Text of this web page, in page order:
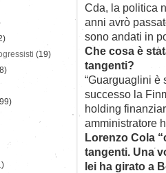
Cda, la politica
anni avrò
sono andati in
Che cosa è
tangenti?
“Guarguaglini è
successo la
holding
amministratore
Lorenzo Cola
tangenti. Una
lei ha girato a
(19)